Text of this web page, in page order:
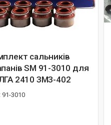
сальників
SM 91-3010 для
2410 ЗМЗ-402
91-3010